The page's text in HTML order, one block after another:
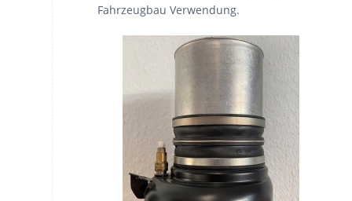
Fahrzeugbau Verwendung.